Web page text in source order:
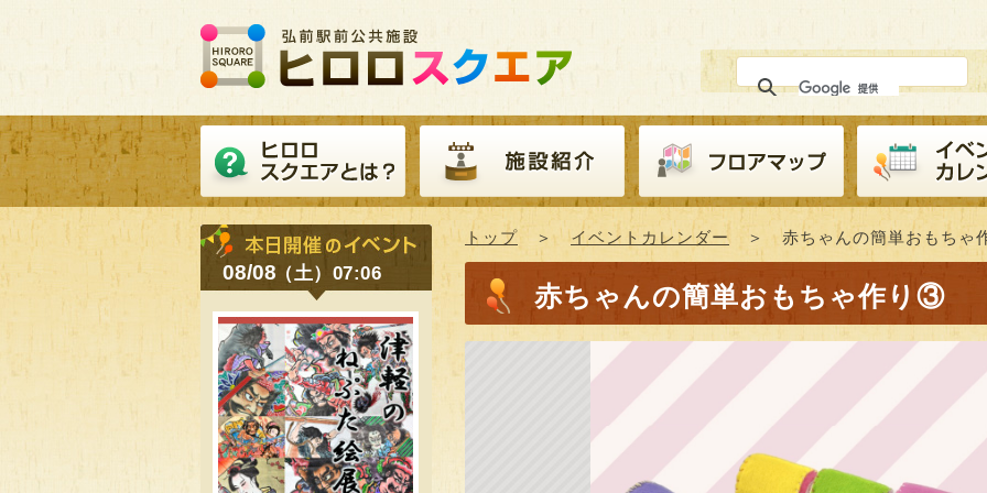
トップ＞ イベントカレンダー ＞ 赤ちゃんの簡単おもちゃ
赤ちゃんの簡単おもちゃ作り③
08/08（土）07:06